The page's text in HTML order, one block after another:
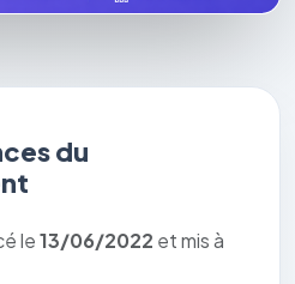
du
le13/06/2022 et mis à